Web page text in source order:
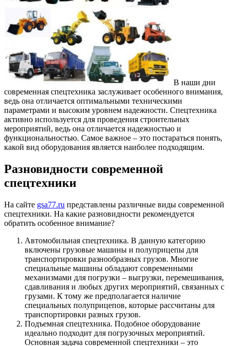
В наши дни
современная спецтехника заслуживает особенного внимания,
ведь она отличается оптимальными техническими
параметрами и высоким уровнем надежности. Спецтехника
активно используется для проведения строительных
мероприятий, ведь она отличается надежностью и
функциональностью. Самое важное – это постараться понять,
какой вид оборудования является наиболее подходящим.
Разновидности современной
спецтехники
На сайте gsa77.ru представлены различные виды современной
спецтехники. На какие разновидности рекомендуется
обратить особенное внимание?
Автомобильная спецтехника. В данную категорию
включены грузовые машины и полуприцепы для
транспортировки разнообразных грузов. Многие
специальные машины обладают современными
механизмами для погрузки – выгрузки, перемешивания,
сдавливания и любых других мероприятий, связанных с
грузами. К тому же предполагается наличие
специальных полуприцепов, которые рассчитаны для
транспортировки разных грузов.
Подъемная спецтехника. Подобное оборудование
идеально подходит для погрузочных мероприятий.
Основная задача современной спецтехники – это